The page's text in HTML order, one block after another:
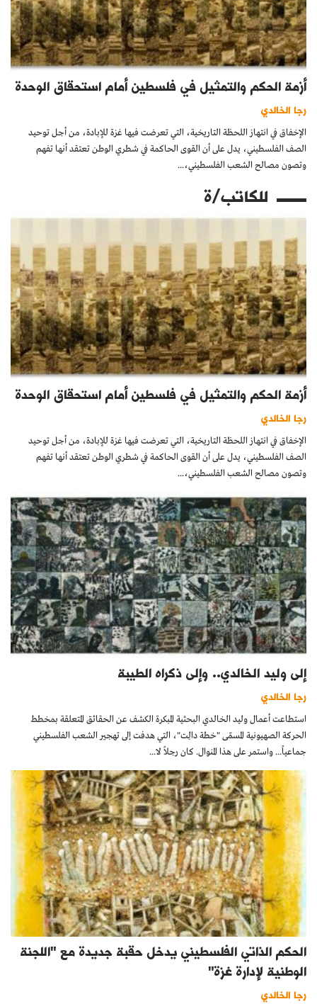
أزمة الحكم والتمثيل في فلسطين أمام استحقاق الوحدة
رجا الخالدي
الإخفاق في انتهاز اللحظة التاريخية، التي تعرضت فيها غزة للإبادة، من أجل توحيد
الصف الفلسطيني، يدل على أن القوى الحاكمة في شطري الوطن تعتقد أنها تفهم
وتصون مصالح الشعب الفلسطيني،...
للكاتب/ة
أزمة الحكم والتمثيل في فلسطين أمام استحقاق الوحدة
رجا الخالدي
الإخفاق في انتهاز اللحظة التاريخية، التي تعرضت فيها غزة للإبادة، من أجل توحيد
الصف الفلسطيني، يدل على أن القوى الحاكمة في شطري الوطن تعتقد أنها تفهم
وتصون مصالح الشعب الفلسطيني،...
إلى وليد الخالدي.. وإلى ذكراه الطيبة
رجا الخالدي
استطاعت أعمال وليد الخالدي البحثية المبكرة الكشف عن الحقائق المتعلقة بمخطط
الحركة الصهيونية المسمّى "خطة دالِت"، التي هدفت إلى تهجير الشعب الفلسطيني
جماعياً... واستمر على هذا المنوال. كان رجلاً لا...
الحكم الذاتي الفلسطيني يدخل حقبة جديدة مع "اللجنة
الوطنية لإدارة غزة"
رجا الخالدي